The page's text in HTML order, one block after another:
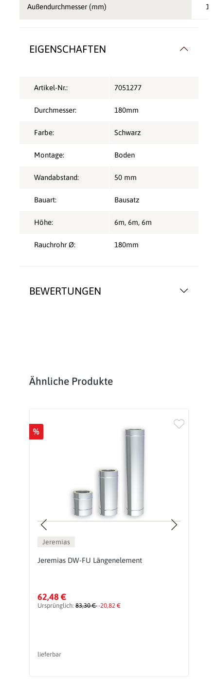
Außendurchmesser (mm) 180
BEWERTUNGEN
EIGENSCHAFTEN
Artikel-Nr.: 7051277
Durchmesser: 180mm
Farbe: Schwarz
Montage: Boden
Wandabstand: 50 mm
Bauart: Bausatz
Höhe: 6m, 6m, 6m
Rauchrohr Ø: 180mm
Produktgalerie überspringen
Ähnliche Produkte
%
Jeremias
Jeremias DW-FU Längenelement
62,48 €
Ursprünglich: 83,30 €-20,82 €
lieferbar